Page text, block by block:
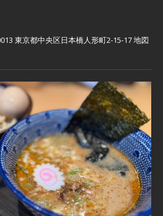
東京都中央区日本橋人形町2-15-17 地図